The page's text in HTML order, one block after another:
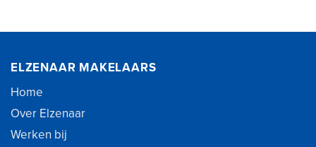
ELZENAAR MAKELAARS
Home
Over Elzenaar
Werken bij